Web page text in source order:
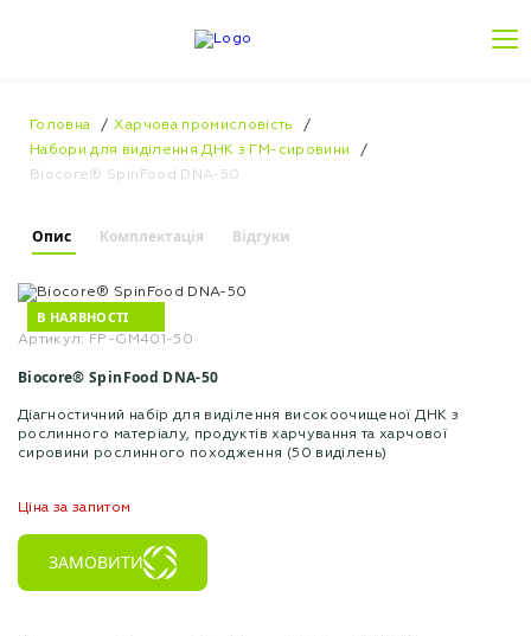
Головна
Харчова промисловість
Набори для виділення ДНК з ГМ-сировини
Biocore® SpinFood DNA-50
Опис Комплектація Відгуки
В НАЯВНОСТІ
Артикул: FP-GM401-50
Biocore® SpinFood DNA-50
Діагностичний набір для виділення високоочищеної ДНК з
рослинного матеріалу, продуктів харчування та харчової
сировини рослинного походження (50 виділень)
Ціна за запитом
ЗАМОВИТИ